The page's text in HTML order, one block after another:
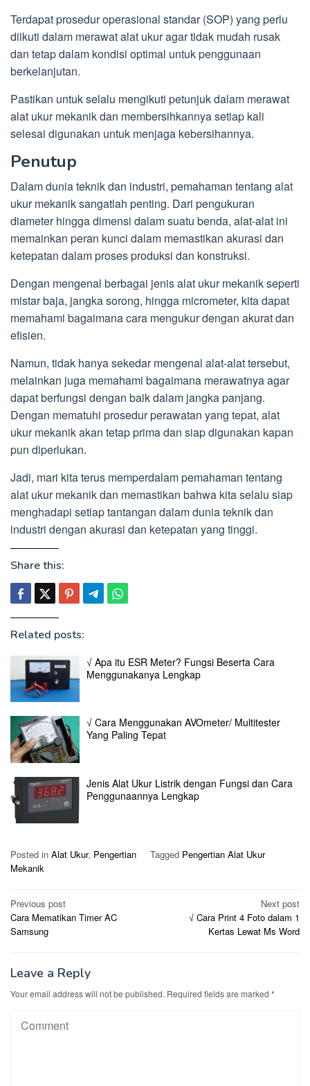
Terdapat prosedur operasional standar (SOP) yang perlu
diikuti dalam merawat alat ukur agar tidak mudah rusak
dan tetap dalam kondisi optimal untuk penggunaan
berkelanjutan.
Pastikan untuk selalu mengikuti petunjuk dalam merawat
alat ukur mekanik dan membersihkannya setiap kali
selesai digunakan untuk menjaga kebersihannya.
Penutup
Dalam dunia teknik dan industri, pemahaman tentang alat
ukur mekanik sangatlah penting. Dari pengukuran
diameter hingga dimensi dalam suatu benda, alat-alat ini
memainkan peran kunci dalam memastikan akurasi dan
ketepatan dalam proses produksi dan konstruksi.
Dengan mengenal berbagai jenis alat ukur mekanik seperti
mistar baja, jangka sorong, hingga micrometer, kita dapat
memahami bagaimana cara mengukur dengan akurat dan
efisien.
Namun, tidak hanya sekedar mengenal alat-alat tersebut,
melainkan juga memahami bagaimana merawatnya agar
dapat berfungsi dengan baik dalam jangka panjang.
Dengan mematuhi prosedur perawatan yang tepat, alat
ukur mekanik akan tetap prima dan siap digunakan kapan
pun diperlukan.
Jadi, mari kita terus memperdalam pemahaman tentang
alat ukur mekanik dan memastikan bahwa kita selalu siap
menghadapi setiap tantangan dalam dunia teknik dan
industri dengan akurasi dan ketepatan yang tinggi.
Share this:
Related posts:
√ Apa itu ESR Meter? Fungsi Beserta Cara
Menggunakanya Lengkap
√ Cara Menggunakan AVOmeter/ Multitester
Yang Paling Tepat
Jenis Alat Ukur Listrik dengan Fungsi dan Cara
Penggunaannya Lengkap
Posted in Alat Ukur, Pengertian Tagged Pengertian Alat Ukur
Mekanik
Post
navigation
Previous post
Cara Mematikan Timer AC
Samsung
Next post
√ Cara Print 4 Foto dalam 1
Kertas Lewat Ms Word
Leave a Reply
Your email address will not be published. Required fields are marked *